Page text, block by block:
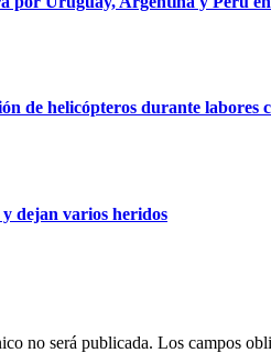
de helicópteros durante labores
dejan varios heridos
no será publicada. Los campos